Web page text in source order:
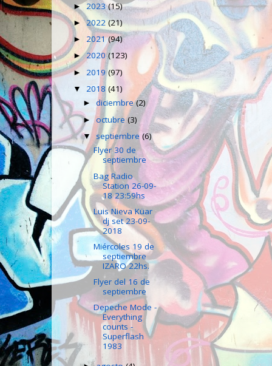
► 2023(15)
►2022(21)
► 2021(94)
►2020(123)
► 2019(97)
▼ 2018 (41)
►diciembre(2)
►octubre(3)
▼septiembre(6)
Flyer 30 de
septiembre
Bag Radio
Station 26-09-
18 23:59hs
Luis Nieva Küar
dj set 23-09-
2018
Miércoles 19 de
septiembre
IZARO 22hs.
Flyer del 16 de
septiembre
Depeche Mode -
Everything
counts -
Superflash
1983